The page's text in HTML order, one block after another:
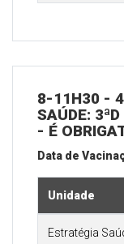
8-11H30 -
SAÚDE:
- É
Data de
Unidade
Estratégia